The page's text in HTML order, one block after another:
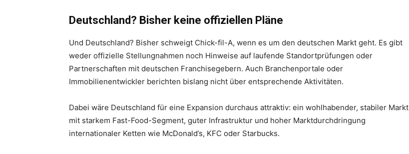
Deutschland? Bisher keine offiziellen Pläne
Und Deutschland? Bisher schweigt Chick-fil-A, wenn es um den deutschen Markt geht. Es gibt
weder offizielle Stellungnahmen noch Hinweise auf laufende Standortprüfungen oder
Partnerschaften mit deutschen Franchisegebern. Auch Branchenportale oder
Immobilienentwickler berichten bislang nicht über entsprechende Aktivitäten.
Dabei wäre Deutschland für eine Expansion durchaus attraktiv: ein wohlhabender, stabiler Markt
mit starkem Fast-Food-Segment, guter Infrastruktur und hoher Marktdurchdringung
internationaler Ketten wie McDonald’s, KFC oder Starbucks.